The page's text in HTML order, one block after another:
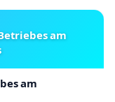
am
am